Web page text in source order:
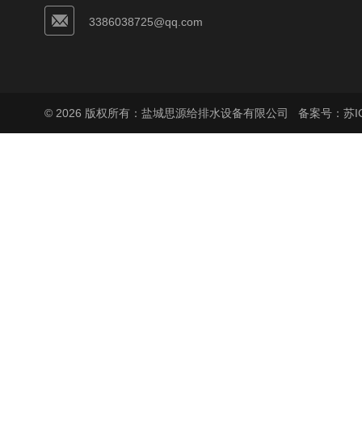
3386038725@qq.com
© 2026 版权所有：盐城思源给排水设备有限公司 备案号：苏